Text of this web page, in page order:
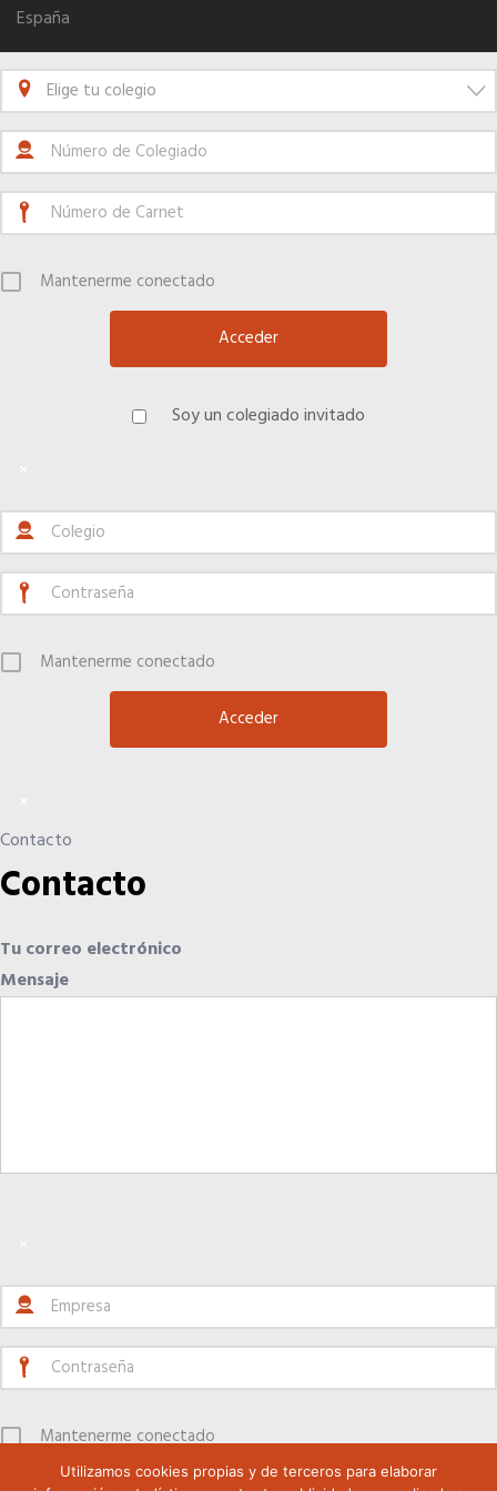
España
Elige tu colegio
Mantenerme conectado
Soy un colegiado invitado
Mantenerme conectado
Contacto
Contacto
Tu correo electrónico
Mensaje
Mantenerme conectado
Utilizamos cookies propias y de terceros para elaborar